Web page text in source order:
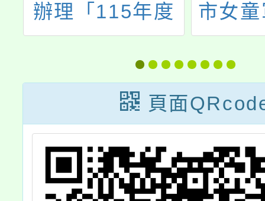
市女童軍會辦理
「115年桃園市
女童軍會行蘭聯
團工程營活動實
施計畫」一案，
請鼓勵所屬踴躍
報名參加，請查
理113
然碳
產業
頁面